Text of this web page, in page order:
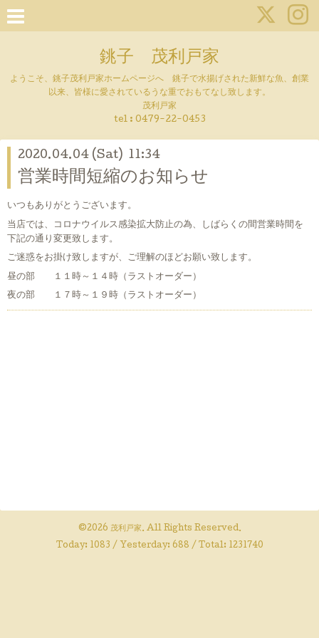
銚子 茂利戸家
ようこそ、銚子茂利戸家ホームページへ 銚子で水揚げされた新鮮な魚、創業
以来、皆様に愛されているうな重でおもてなし致します。
茂利戸家
tel : 0479-22-0453
2020.04.04 (Sat) 11:34
営業時間短縮のお知らせ
いつもありがとうございます。
当店では、コロナウイルス感染拡大防止の為、しばらくの間営業時間を
下記の通り変更致します。
ご迷惑をお掛け致しますが、ご理解のほどお願い致します。
昼の部 １１時～１４時（ラストオーダー）
夜の部 １７時～１９時（ラストオーダー）
©2026 茂利戸家. All Rights Reserved.
Today: 1083 / Yesterday: 688 / Total: 1231740